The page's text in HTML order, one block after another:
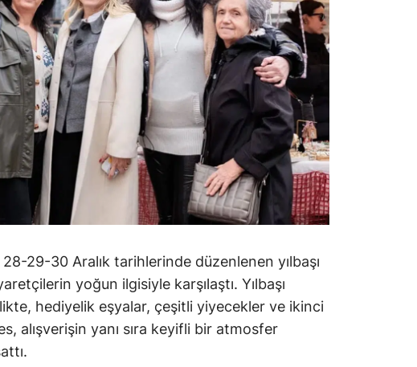
29-30 Aralık tarihlerinde düzenlenen yılbaşı
yoğun ilgisiyle karşılaştı. Yılbaşı
hediyelik eşyalar, çeşitli yiyecekler ve ikinci
alışverişin yanı sıra keyifli bir atmosfer